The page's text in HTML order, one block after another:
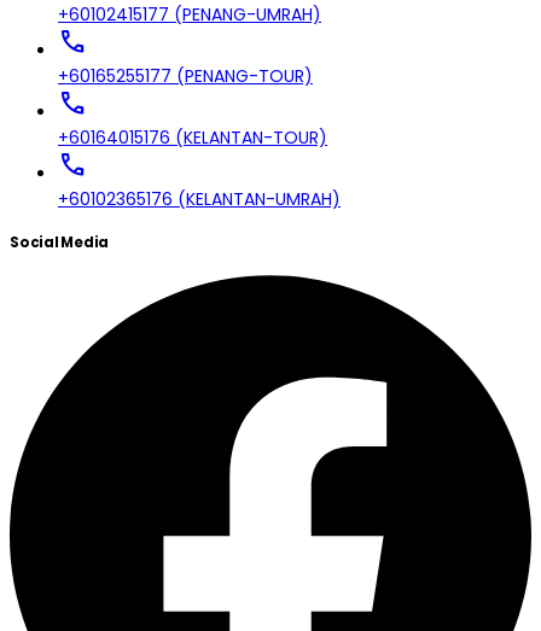
+60102415177 (PENANG-UMRAH)
call
+60165255177 (PENANG-TOUR)
call
+60164015176 (KELANTAN-TOUR)
call
+60102365176 (KELANTAN-UMRAH)
Social Media